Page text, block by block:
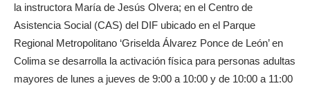
la instructora María de Jesús Olvera; en el Centro de
Asistencia Social (CAS) del DIF ubicado en el Parque
Regional Metropolitano ‘Griselda Álvarez Ponce de León’ en
Colima se desarrolla la activación física para personas adultas
mayores de lunes a jueves de 9:00 a 10:00 y de 10:00 a 11:00